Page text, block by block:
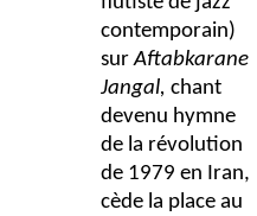
contemporain)
surAftabkarane
Jangal, chant
devenu hymne
de la révolution
de 1979 en Iran,
cède la place au